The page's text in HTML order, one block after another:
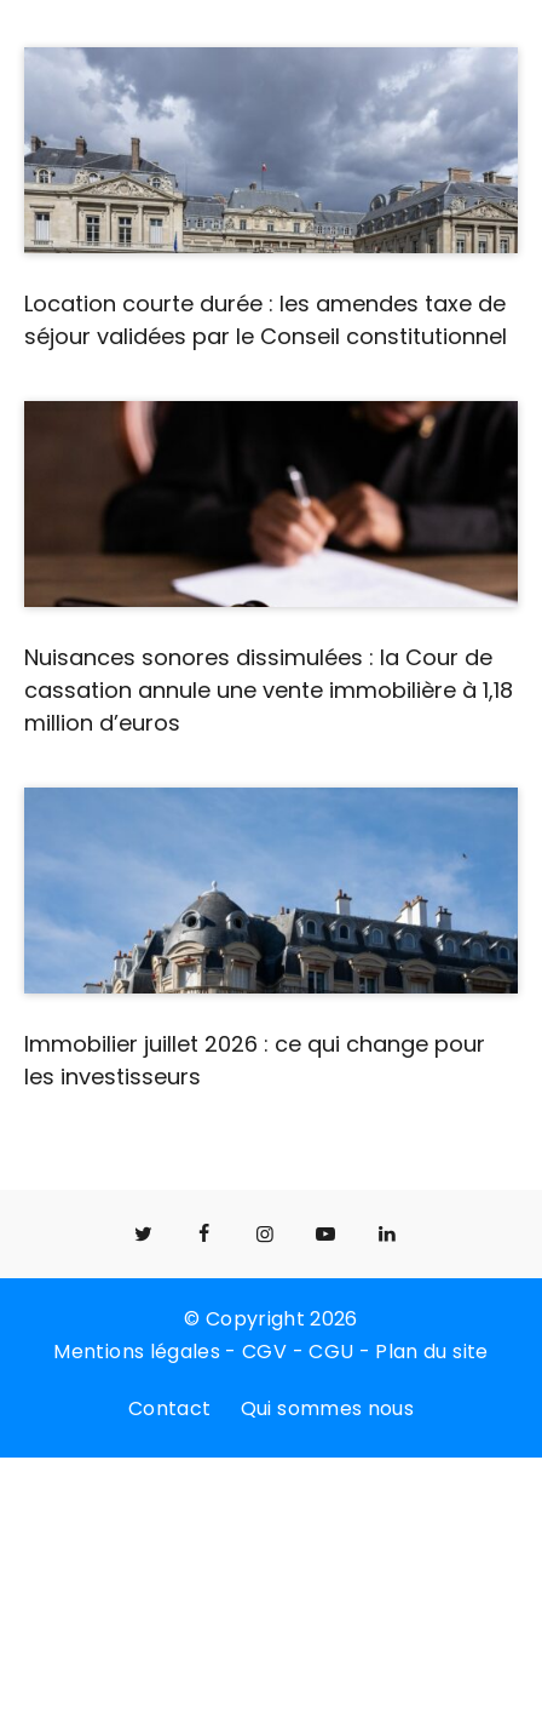
Location courte durée : les amendes taxe de
séjour validées par le Conseil constitutionnel
Nuisances sonores dissimulées : la Cour de
cassation annule une vente immobilière à 1,18
million d’euros
Immobilier juillet 2026 : ce qui change pour
les investisseurs
© Copyright 2026
Mentions légales -CGV -CGU - Plan du site
Contact Qui sommes nous